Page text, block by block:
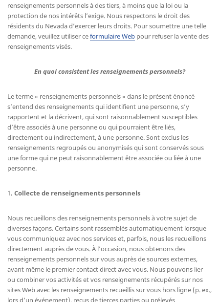
renseignements personnels à des tiers, à moins que la loi ou la
protection de nos intérêts l’exige. Nous respectons le droit des
résidents du Nevada d’exercer leurs droits. Pour soumettre une telle
demande, veuillez utiliser ceformulaire Web pour refuser la vente des
renseignements visés.
En quoi consistent les renseignements personnels?
Le terme « renseignements personnels » dans le présent énoncé
s’entend des renseignements qui identifient une personne, s’y
rapportent et la décrivent, qui sont raisonnablement susceptibles
d’être associés à une personne ou qui pourraient être liés,
directement ou indirectement, à une personne. Sont exclus les
renseignements regroupés ou anonymisés qui sont conservés sous
une forme qui ne peut raisonnablement être associée ou liée à une
personne.
1. Collecte de renseignements personnels
Nous recueillons des renseignements personnels à votre sujet de
diverses façons. Certains sont rassemblés automatiquement lorsque
vous communiquez avec nos services et, parfois, nous les recueillons
directement auprès de vous. À l’occasion, nous obtenons des
renseignements personnels sur vous auprès de sources externes,
avant même le premier contact direct avec vous. Nous pouvons lier
ou combiner vos activités et vos renseignements récupérés sur nos
sites Web avec les renseignements recueillis sur vous hors ligne (p. ex.,
lors d’un événement), reçus de tierces parties ou prélevés